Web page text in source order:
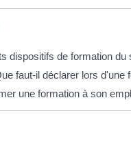
dispositifs de formation du
faut-il déclarer lors d'une
une formation à son